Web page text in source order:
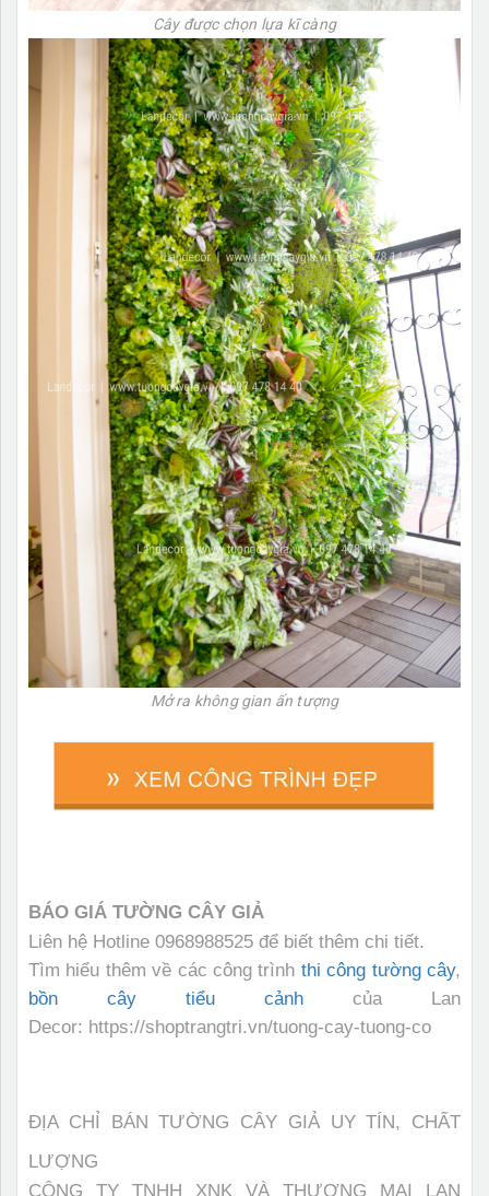
Cây được chọn lựa kĩ càng
Mở ra không gian ấn tượng
BÁO GIÁ TƯỜNG CÂY GIẢ
Liên hệ Hotline 0968988525 để biết thêm chi tiết.
Tìm hiểu thêm về các công trình thi công tường cây,
bồn cây tiểu cảnh của Lan
Decor: https://shoptrangtri.vn/tuong-cay-tuong-co
ĐỊA CHỈ BÁN TƯỜNG CÂY GIẢ UY TÍN, CHẤT
LƯỢNG
CÔNG TY TNHH XNK VÀ THƯƠNG MẠI LAN